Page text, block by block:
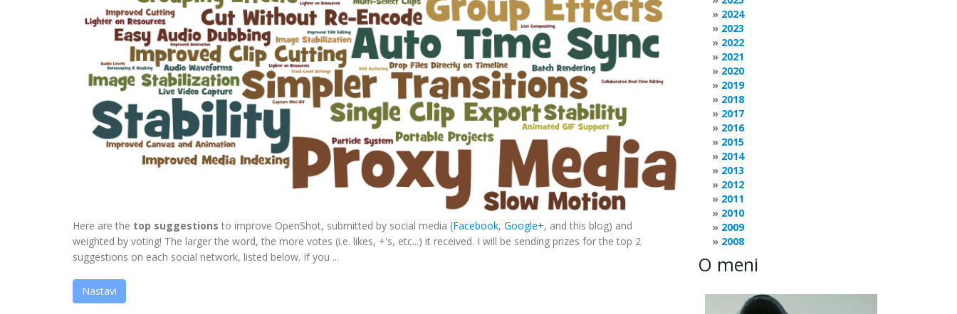
Here are the top suggestions to improve OpenShot, submitted by social media (Facebook, Google+, and this blog) and
weighted by voting! The larger the word, the more votes (i.e. likes, +'s, etc...) it received. I will be sending prizes for the top 2
suggestions on each social network, listed below. If you ...
Nastavi
2024
2023
2022
2021
2020
2019
2018
2017
2016
2015
2014
2013
2012
2011
2010
2009
2008
O meni